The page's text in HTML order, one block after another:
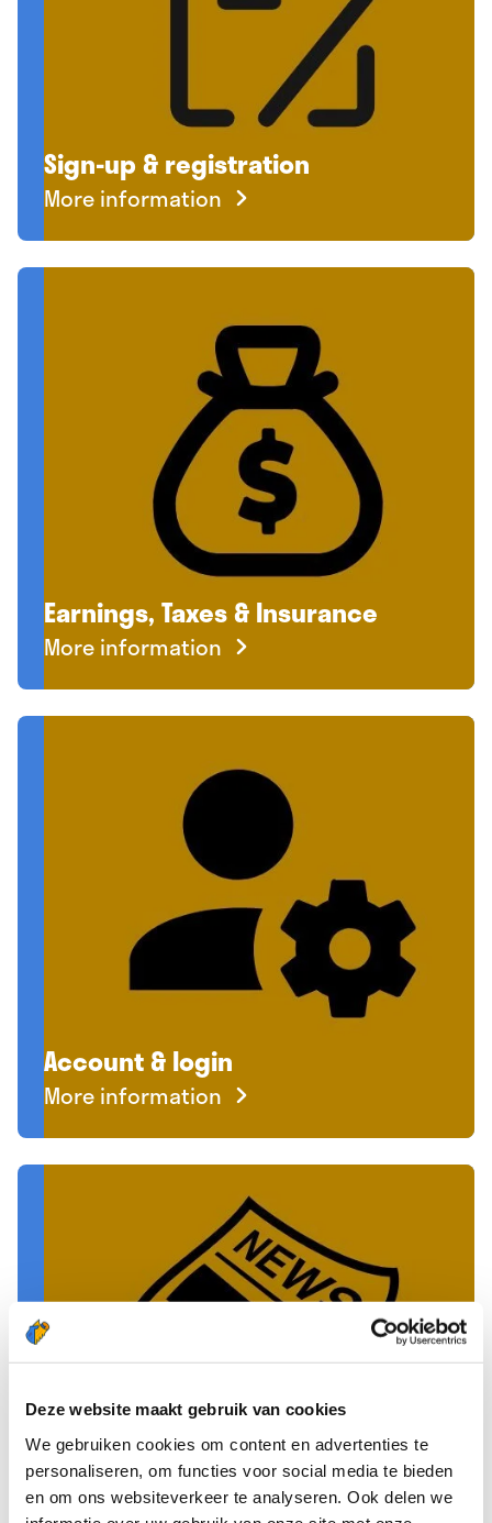
Deze website maakt gebruik van cookies
We gebruiken cookies om content en advertenties te
personaliseren, om functies voor social media te bieden
en om ons websiteverkeer te analyseren. Ook delen we
Sign-up & registration
More information
Earnings, Taxes & Insurance
More information
Account & login
More information
Get started as a newspaper
deliverer